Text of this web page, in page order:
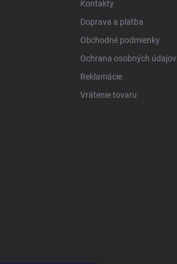
Kontakty
Doprava a platba
Obchodné podmienky
Ochrana osobných údajov
Reklamácie
Vrátenie tovaru